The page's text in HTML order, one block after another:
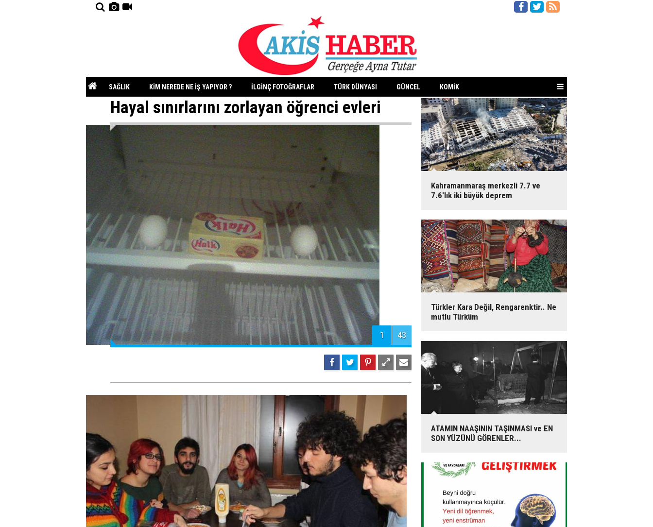
SAĞLIK KİM NEREDE NE İŞ YAPIYOR ? İLGİNÇ FOTOĞRAFLAR TÜRK DÜNYASI GÜNCEL KOMİK
ESKİ DENİZLİ FOTOĞRAFLARI
Hayal sınırlarını zorlayan öğrenci evleri
1 43
Kahramanmaraş merkezli 7.7 ve
7.6'lık iki büyük deprem
Türkler Kara Değil, Rengarenktir.. Ne
mutlu Türküm
ATAMIN NAAŞININ TAŞINMASI ve EN
SON YÜZÜNÜ GÖRENLER...